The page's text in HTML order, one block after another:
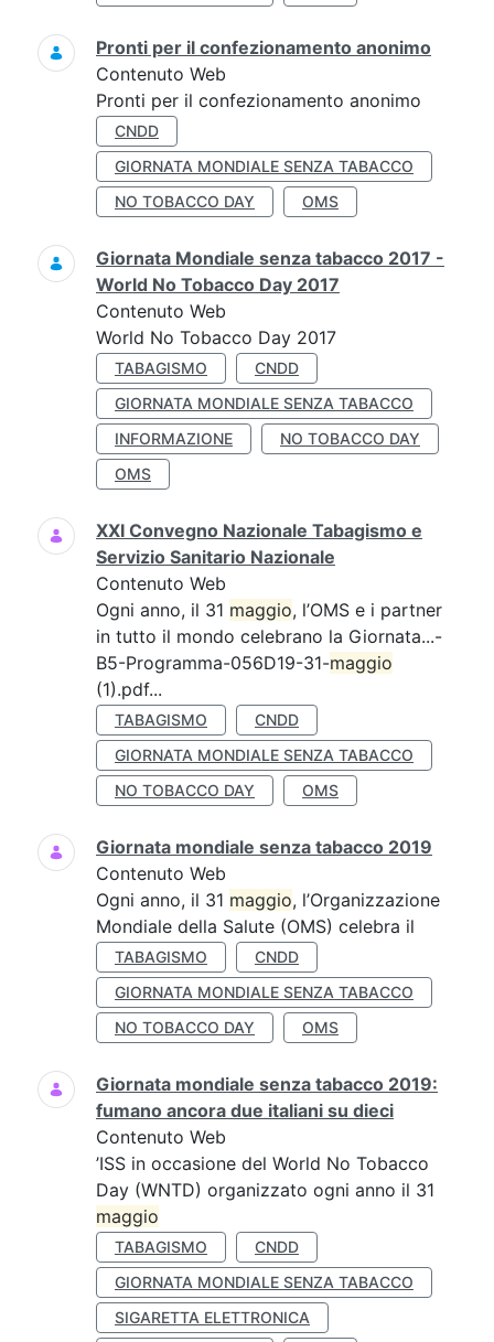
Pronti per il confezionamento anonimo
Contenuto Web
Pronti per il confezionamento anonimo
CNDD
GIORNATA MONDIALE SENZA TABACCO
NO TOBACCO DAY
OMS
Giornata Mondiale senza tabacco 2017 -
World No Tobacco Day 2017
Contenuto Web
World No Tobacco Day 2017
TABAGISMO
CNDD
GIORNATA MONDIALE SENZA TABACCO
INFORMAZIONE
NO TOBACCO DAY
OMS
XXI Convegno Nazionale Tabagismo e
Servizio Sanitario Nazionale
Contenuto Web
Ogni anno, il 31 maggio, l’OMS e i partner
in tutto il mondo celebrano la Giornata...-
B5-Programma-056D19-31-maggio
(1).pdf...
TABAGISMO
CNDD
GIORNATA MONDIALE SENZA TABACCO
NO TOBACCO DAY
OMS
Giornata mondiale senza tabacco 2019
Contenuto Web
Ogni anno, il 31 maggio, l’Organizzazione
Mondiale della Salute (OMS) celebra il
TABAGISMO
CNDD
GIORNATA MONDIALE SENZA TABACCO
NO TOBACCO DAY
OMS
Giornata mondiale senza tabacco 2019:
fumano ancora due italiani su dieci
Contenuto Web
’ISS in occasione del World No Tobacco
Day (WNTD) organizzato ogni anno il 31
maggio
TABAGISMO
CNDD
GIORNATA MONDIALE SENZA TABACCO
SIGARETTA ELETTRONICA